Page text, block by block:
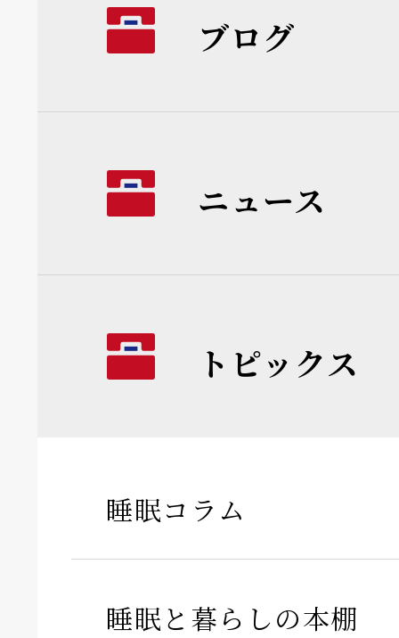
ブログ
ニュース
トピックス
睡眠コラム
睡眠と暮らしの本棚